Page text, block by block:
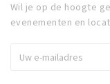
Wil je op de hoogte
evenementen en